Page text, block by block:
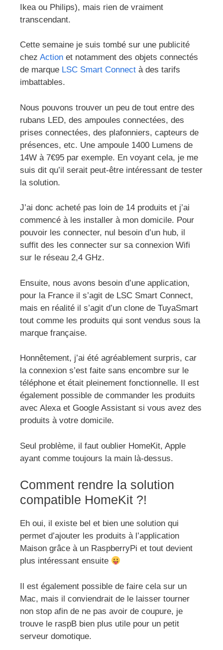
Ikea ou Philips), mais rien de vraiment
transcendant.
Cette semaine je suis tombé sur une publicité
chez Action et notamment des objets connectés
de marque LSC Smart Connect à des tarifs
imbattables.
Nous pouvons trouver un peu de tout entre des
rubans LED, des ampoules connectées, des
prises connectées, des plafonniers, capteurs de
présences, etc. Une ampoule 1400 Lumens de
14W à 7€95 par exemple. En voyant cela, je me
suis dit qu’il serait peut-être intéressant de tester
la solution.
J’ai donc acheté pas loin de 14 produits et j’ai
commencé à les installer à mon domicile. Pour
pouvoir les connecter, nul besoin d’un hub, il
suffit des les connecter sur sa connexion Wifi
sur le réseau 2,4 GHz.
Ensuite, nous avons besoin d’une application,
pour la France il s’agit de LSC Smart Connect,
mais en réalité il s’agit d’un clone de TuyaSmart
tout comme les produits qui sont vendus sous la
marque française.
Honnêtement, j’ai été agréablement surpris, car
la connexion s’est faite sans encombre sur le
téléphone et était pleinement fonctionnelle. Il est
également possible de commander les produits
avec Alexa et Google Assistant si vous avez des
produits à votre domicile.
Seul problème, il faut oublier HomeKit, Apple
ayant comme toujours la main là-dessus.
Comment rendre la solution
compatible HomeKit ?!
Eh oui, il existe bel et bien une solution qui
permet d’ajouter les produits à l’application
Maison grâce à un RaspberryPi et tout devient
plus intéressant ensuite
Il est également possible de faire cela sur un
Mac, mais il conviendrait de le laisser tourner
non stop afin de ne pas avoir de coupure, je
trouve le raspB bien plus utile pour un petit
serveur domotique.